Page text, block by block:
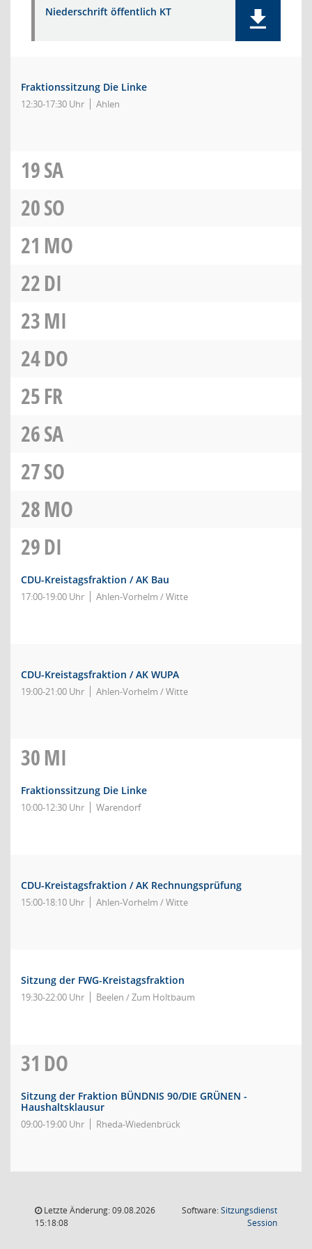
Niederschrift öffentlich KT
Fraktionssitzung Die Linke
12:30-17:30 Uhr Ahlen
19SA
20SO
21 MO
22DI
23MI
24DO
25FR
26SA
27SO
28MO
29DI
CDU-Kreistagsfraktion / AK Bau
17:00-19:00 Uhr Ahlen-Vorhelm / Witte
CDU-Kreistagsfraktion / AK WUPA
19:00-21:00 Uhr Ahlen-Vorhelm / Witte
30MI
Fraktionssitzung Die Linke
10:00-12:30 Uhr Warendorf
CDU-Kreistagsfraktion / AK Rechnungsprüfung
15:00-18:10 Uhr Ahlen-Vorhelm / Witte
Sitzung der FWG-Kreistagsfraktion
19:30-22:00 Uhr Beelen / Zum Holtbaum
31 DO
Sitzung der Fraktion BÜNDNIS 90/DIE GRÜNEN -
Haushaltsklausur
09:00-19:00 Uhr Rheda-Wiedenbrück
Letzte Änderung: 09.08.2026
15:18:08
Software:Sitzungsdienst
Session(Wird in